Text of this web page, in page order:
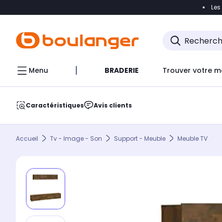
Accéder
Menu BRADERIE Trouver votre
Caractéristiques Avis clients
Accueil Tv - Image - Son Support - Meuble Meuble TV